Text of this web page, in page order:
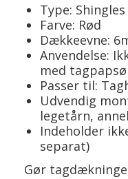
Type:
Farve: Rød
Dækkeevne:
Anvendelse:
med
Passer til:
Udvendig
legetårn,
Indeholder
separat)
Gør